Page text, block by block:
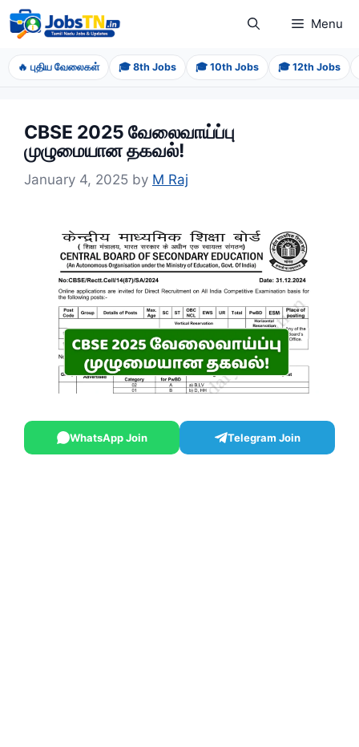
Skip
to
content
Menu
🔥 புதிய வேலைகள் 🎓 8th Jobs 🎓 10th Jobs 🎓 12th Jobs
CBSE 2025 வேலைவாய்ப்பு
முழுமையான தகவல்!
January 4, 2025 by M Raj
WhatsApp Join Telegram Join